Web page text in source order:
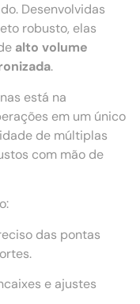
Desenvolvidas
robusto, elas
alto volume
.
está na
em um único
de múltiplas
com mão de
das pontas
e ajustes